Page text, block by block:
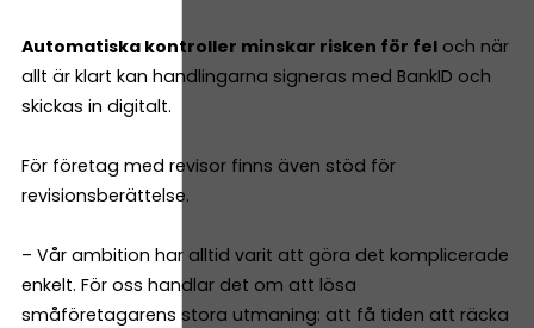
Automatiska kontroller minskar risken för fel och när
allt är klart kan handlingarna signeras med BankID och
skickas in digitalt.
För företag med revisor finns även stöd för
revisionsberättelse.
– Vår ambition har alltid varit att göra det komplicerade
enkelt. För oss handlar det om att lösa
småföretagarens stora utmaning: att få tiden att räcka